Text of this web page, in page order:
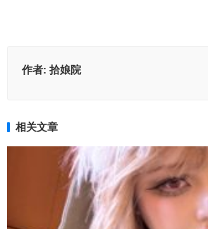
作者: 拾娘院
相关文章